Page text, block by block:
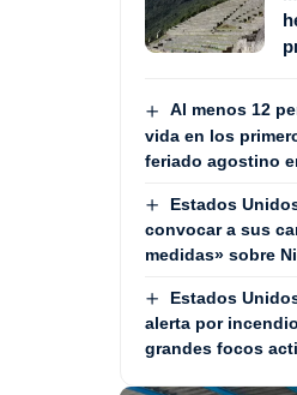
Al menos 12
vida en los
feriado agostino
Estados
convocar a sus
medidas» sobre
Estados
alerta por
grandes focos